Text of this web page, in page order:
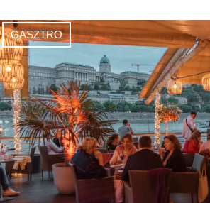
GASZTRO